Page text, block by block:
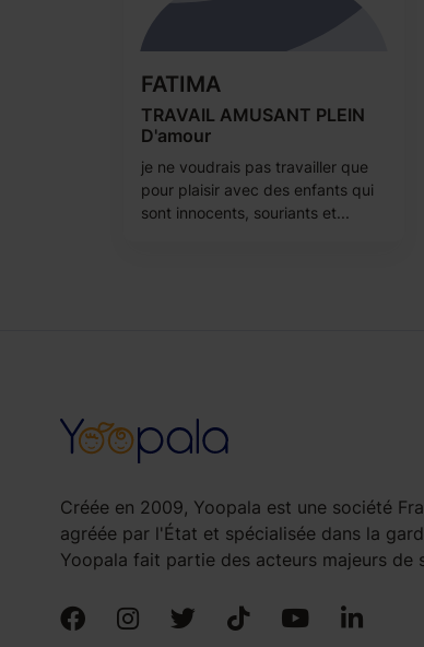
FATIMA
TRAVAIL AMUSANT PLEIN
D'amour
je ne voudrais pas travailler que
pour plaisir avec des enfants qui
sont innocents, souriants et...
Créée en 2009, Yoopala est une société
agréée par l'État et spécialisée dans la
Yoopala fait partie des acteurs majeurs de